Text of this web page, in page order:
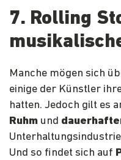
7. Rolling
Manche mögen sich
einige der Künstler
hatten. Jedoch gilt es
Ruhm und
Und so findet sich auf